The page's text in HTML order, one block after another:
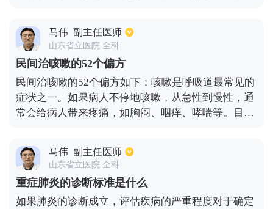
化。然而，乙型肝炎病毒携带，如果它打破了这种与
身体的平衡，它可能会导致炎症活动和肝炎发作。因
此，应该注意休息，不熬夜，不喝酒，不服用对肝脏
有害的药物。即使是乙肝携带者，也要定期去医院进
行定期检查，检查乙肝病毒的数量，检查肝功能，检
查甲胎蛋白和乙肝超声或ct等，以免在疾病发作后影
响身体健康。
马伟 副主任医师
山东省立医院 全科
民间治咳嗽的52个偏方
民间治咳嗽的52个偏方如下：咳嗽是呼吸道最常见的
症状之一。如果病人不停地咳嗽，从急性到慢性，通
常会给病人带来疼痛，如胸闷、咽痒、哮喘等。目前
汤、糖水鸡蛋止咳等。
马伟 副主任医师
山东省立医院 全科
重症肺炎的诊断标准是什么
如果肺炎的诊断成立，评估疾病的严重程度对于确定